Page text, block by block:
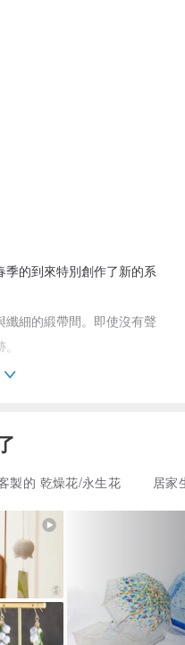
的到來特別創作了新的系
細的緞帶間。即使沒有聲
稍縱即逝的粉。
又不失明媚。
製的 乾燥花/永生花 居家